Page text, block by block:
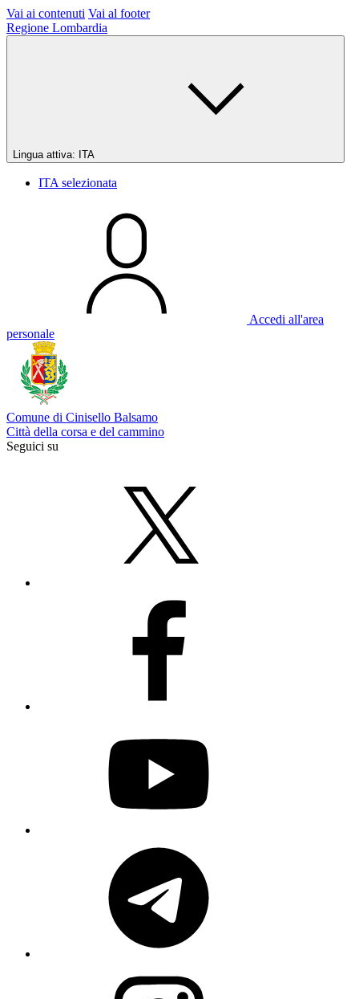
Vai ai contenuti Vai al footer
Regione Lombardia
Lingua attiva: ITA
ITA selezionata
Accedi all'area
personale
Comune di Cinisello Balsamo
Città della corsa e del cammino
Seguici su